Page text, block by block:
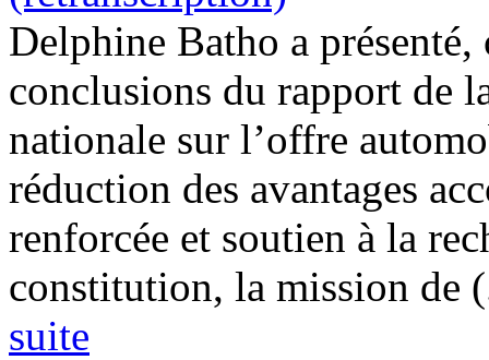
Delphine Batho a
conclusions du rapport de
nationale sur l’offre
réduction des avantages
renforcée et soutien à la
constitution, la mission de
suite